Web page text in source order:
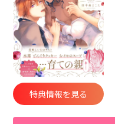
特典情報を見る